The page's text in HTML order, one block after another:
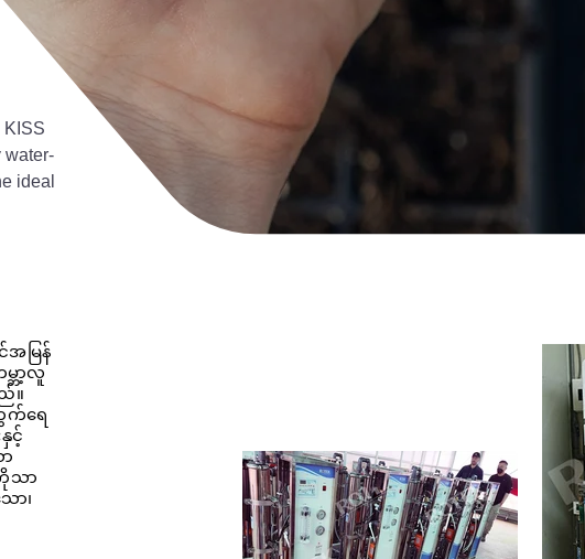
KISS
water-
ideal
မြန်
ဘာ့လူ
။
က်ရေ
င့်
သာ
ာ၊